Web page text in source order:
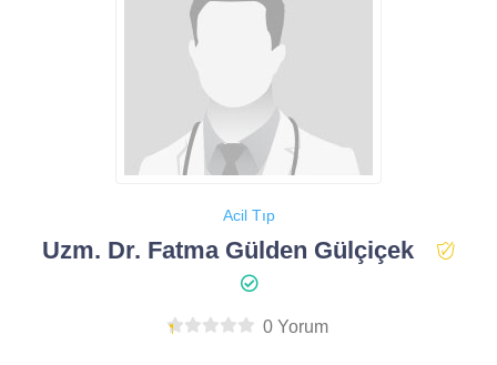
Acil Tıp
Uzm. Dr. Fatma Gülden Gülçiçek
0 Yorum